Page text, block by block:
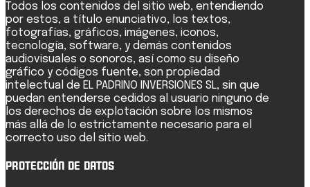
Todos los contenidos del sitio web, entendiendo
por estos, a título enunciativo, los textos,
fotografías, gráficos, imágenes, iconos,
tecnología, software, y demás contenidos
audiovisuales o sonoros, así como su diseño
gráfico y códigos fuente, son propiedad
intelectual de EL PADRINO INVERSIONES SL, sin que
puedan entenderse cedidos al usuario ninguno de
los derechos de explotación sobre los mismos
más allá de lo estrictamente necesario para el
correcto uso del sitio web.
Protección de Datos